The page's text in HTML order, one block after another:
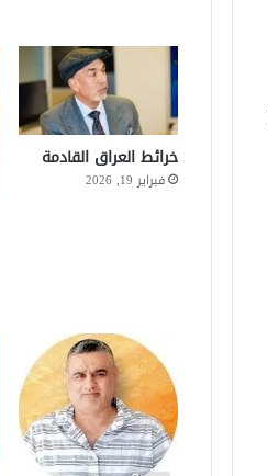
خرائط العراق القادمة
فبراير 19, 2026